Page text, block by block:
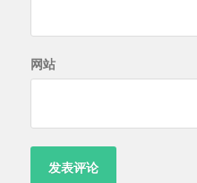
网站